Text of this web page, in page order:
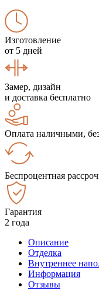
Изготовление
от 5 дней
Замер, дизайн
и доставка бесплатно
Оплата наличными,
Беспроцентная
Гарантия
2 года
Описание
Отделка
Внутреннее
Информация
Отзывы